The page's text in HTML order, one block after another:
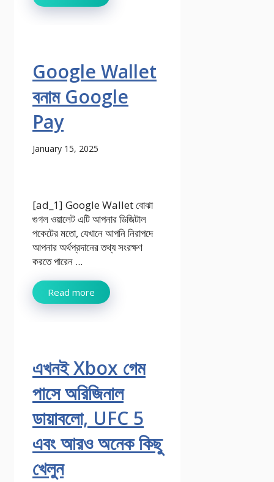
Google Wallet
বনাম Google
Pay
January 15, 2025
[ad_1] Google Wallet বোঝা
গুগল ওয়ালেট এটি আপনার ডিজিটাল
পকেটের মতো, যেখানে আপনি নিরাপদে
আপনার অর্থপ্রদানের তথ্য সংরক্ষণ
করতে পারেন ...
Read more
এখনই Xbox গেম
পাসে অরিজিনাল
ডায়াবলো, UFC 5
এবং আরও অনেক কিছু
খেলুন